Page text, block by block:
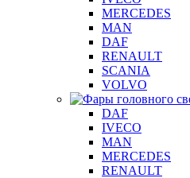
MERCEDES
MAN
DAF
RENAULT
SCANIA
VOLVO
DAF
IVECO
MAN
MERCEDES
RENAULT